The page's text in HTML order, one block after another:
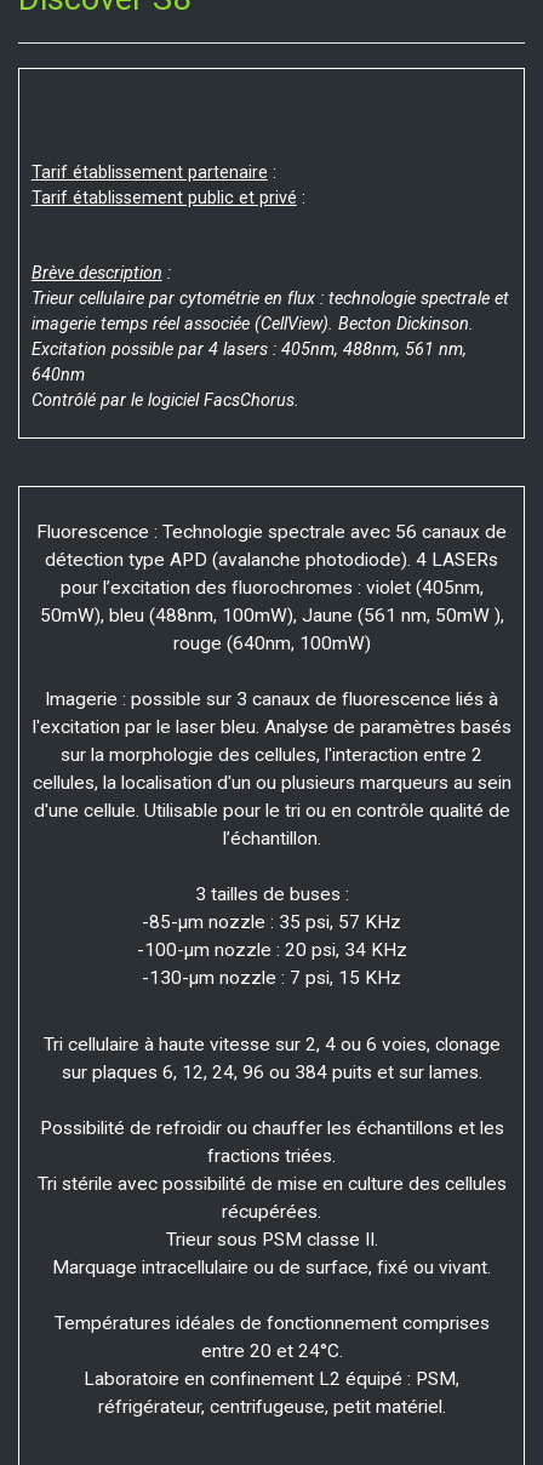
Tarif établissement partenaire :
Tarif établissement public et privé :
Brève description :
Trieur cellulaire par cytométrie en flux : technologie spectrale et
imagerie temps réel associée (CellView). Becton Dickinson.
Excitation possible par 4 lasers : 405nm, 488nm, 561 nm,
640nm
Contrôlé par le logiciel FacsChorus.
Fluorescence : Technologie spectrale avec 56 canaux de
détection type APD (avalanche photodiode). 4 LASERs
pour l’excitation des fluorochromes : violet (405nm,
50mW), bleu (488nm, 100mW), Jaune (561 nm, 50mW ),
rouge (640nm, 100mW)
Imagerie : possible sur 3 canaux de fluorescence liés à
l'excitation par le laser bleu. Analyse de paramètres basés
sur la morphologie des cellules, l'interaction entre 2
cellules, la localisation d'un ou plusieurs marqueurs au sein
d'une cellule. Utilisable pour le tri ou en contrôle qualité de
l’échantillon.
3 tailles de buses :
-85-μm nozzle : 35 psi, 57 KHz
-100-μm nozzle : 20 psi, 34 KHz
-130-μm nozzle : 7 psi, 15 KHz
Tri cellulaire à haute vitesse sur 2, 4 ou 6 voies, clonage
sur plaques 6, 12, 24, 96 ou 384 puits et sur lames.
Possibilité de refroidir ou chauffer les échantillons et les
fractions triées.
Tri stérile avec possibilité de mise en culture des cellules
récupérées.
Trieur sous PSM classe II.
Marquage intracellulaire ou de surface, fixé ou vivant.
Températures idéales de fonctionnement comprises
entre 20 et 24°C.
Laboratoire en confinement L2 équipé : PSM,
réfrigérateur, centrifugeuse, petit matériel.